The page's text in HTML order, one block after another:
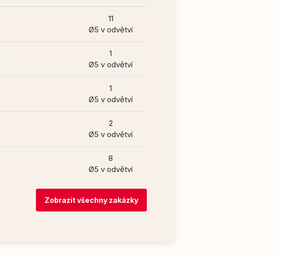
11
Ø5 v odvětví
1
Ø5 v odvětví
1
Ø5 v odvětví
2
Ø5 v odvětví
8
Ø5 v odvětví
Zobrazit všechny zakázky